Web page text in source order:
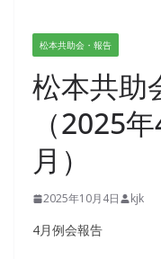
松本共助会・報告
松本共助
（2025
月）
2025年10月4日 kjk
4月例会報告